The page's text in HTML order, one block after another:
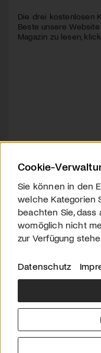
Die drei kostenlosen
Beste unsere
Magazin zu lesen,
Über uns
Cookie-
Sie können in den
welche Kategorien
beachten Sie, dass
womöglich nicht
zur Verfügung
Datenschutz